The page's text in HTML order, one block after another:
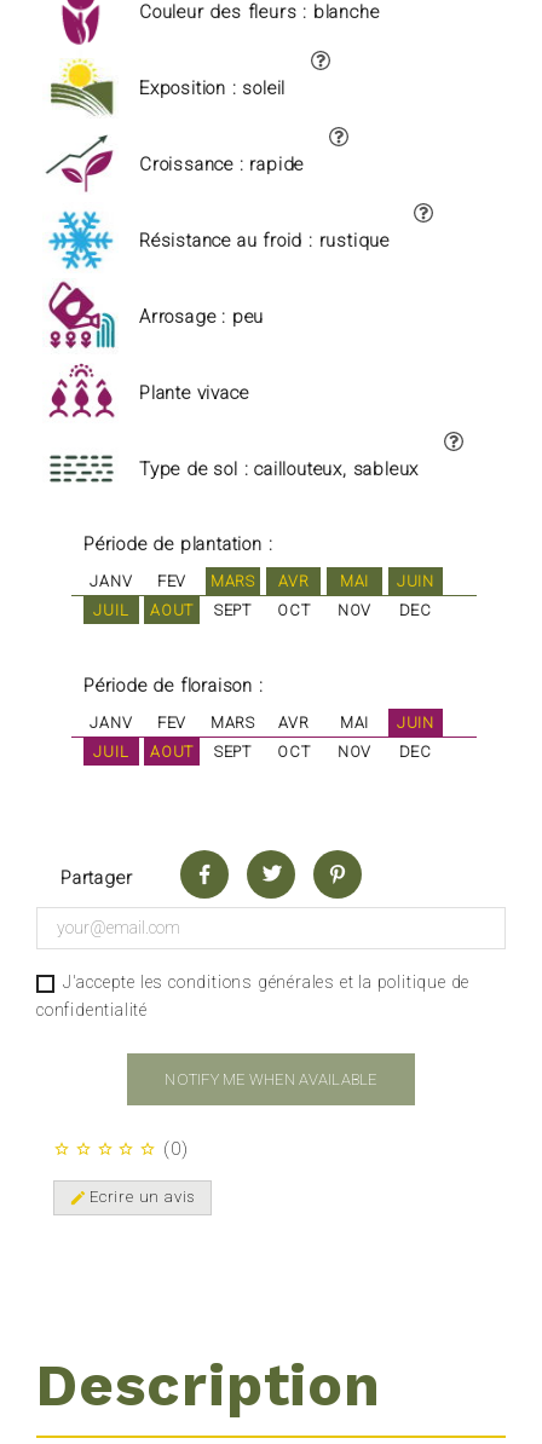
Couleur des fleurs : blanche
Exposition : soleil
Croissance : rapide
Résistance au froid : rustique
Arrosage : peu
Plante vivace
Type de sol : caillouteux, sableux
Période de plantation :
JANV FEV MARS AVR MAI
JUIN
JUIL
AOUT SEPT OCT NOV DEC
Période de floraison :
JANV FEV MARS AVR MAI
JUIN
JUIL
AOUT SEPT OCT NOV DEC
Partager
J'accepte les conditions générales et la politique de
confidentialité
NOTIFY ME WHEN AVAILABLE
star_border star_border star_border star_border star_border (0)
edit Ecrire un avis
Description